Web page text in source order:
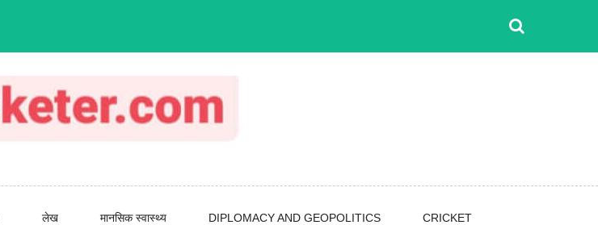
लेख मानसिक स्वास्थ्य DIPLOMACY AND GEOPOLITICS CRICKET